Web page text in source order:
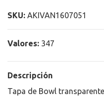
SKU: AKIVAN1607051
Valores: 347
Descripción
Tapa de Bowl